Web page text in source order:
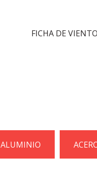
FICHA DE VIENTO
ALUMINIO